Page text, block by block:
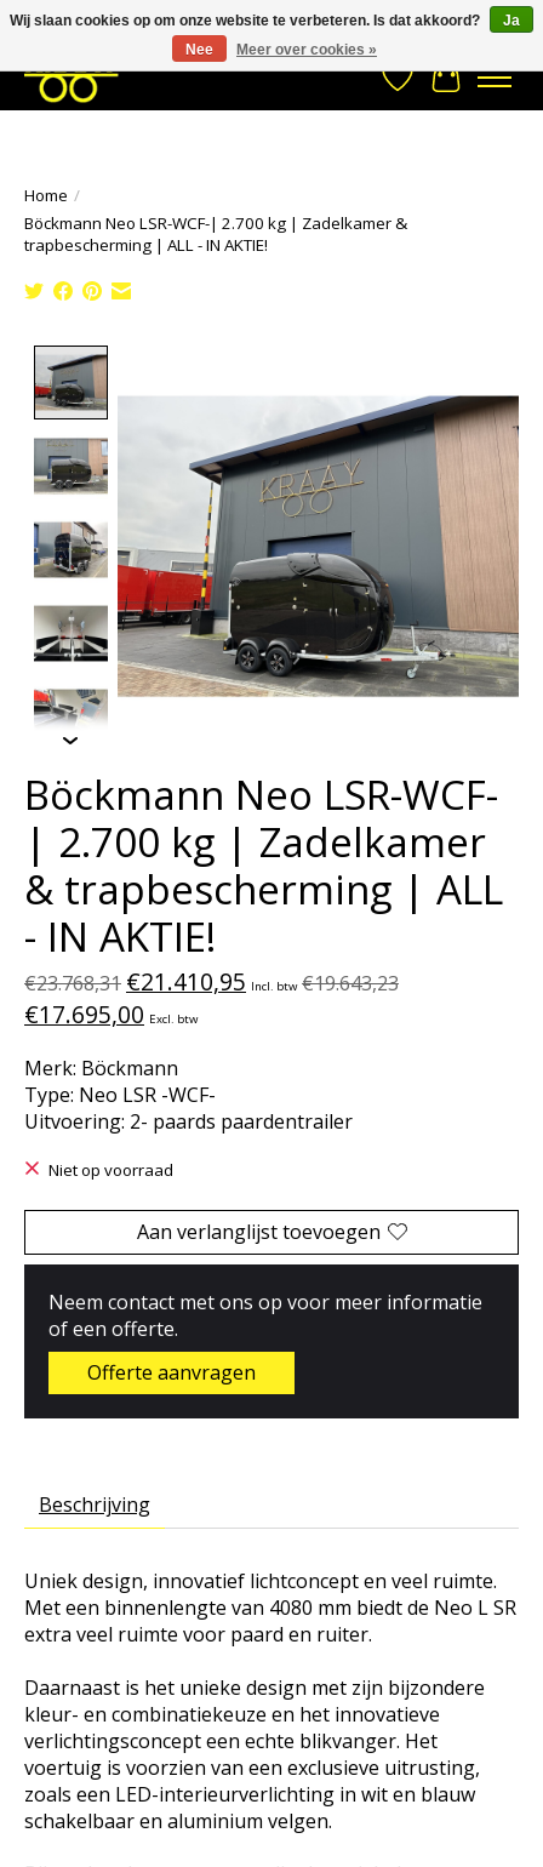
033- 2470 538 info@kraaybv.com Stuur een Whatsapp bericht
Verlanglijst
Home /
Böckmann Neo LSR-WCF-| 2.700 kg | Zadelkamer &
trapbescherming | ALL - IN AKTIE!
Böckmann Neo LSR-WCF-
| 2.700 kg | Zadelkamer
& trapbescherming | ALL
- IN AKTIE!
€23.768,31 €21.410,95 Incl. btw €19.643,23
€17.695,00 Excl. btw
Merk: Böckmann
Type: Neo LSR -WCF-
Uitvoering: 2- paards paardentrailer
Niet op voorraad
Aan verlanglijst toevoegen
Neem contact met ons op voor meer informatie
of een offerte.
Offerte aanvragen
Beschrijving
Uniek design, innovatief lichtconcept en veel ruimte.
Met een binnenlengte van 4080 mm biedt de Neo L SR
extra veel ruimte voor paard en ruiter.
Daarnaast is het unieke design met zijn bijzondere
kleur- en combinatiekeuze en het innovatieve
verlichtingsconcept een echte blikvanger. Het
voertuig is voorzien van een exclusieve uitrusting,
zoals een LED-interieurverlichting in wit en blauw
schakelbaar en aluminium velgen.
Wij slaan cookies op om onze website te verbeteren. Is dat akkoord?
Ja
Nee
Meer over cookies »